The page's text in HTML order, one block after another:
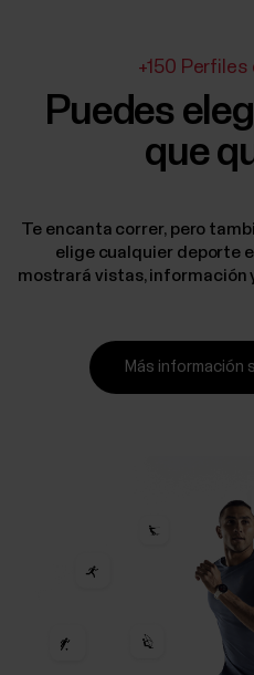
+150
Puedes
que
Te encanta correr, pero
elige cualquier deporte
mostrará vistas, información
Más información